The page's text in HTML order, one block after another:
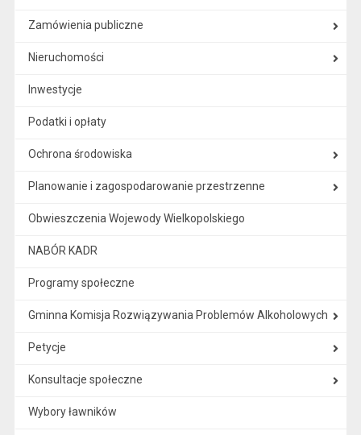
Zamówienia publiczne
Nieruchomości
Inwestycje
Podatki i opłaty
Ochrona środowiska
Planowanie i zagospodarowanie przestrzenne
Obwieszczenia Wojewody Wielkopolskiego
NABÓR KADR
Programy społeczne
Gminna Komisja Rozwiązywania Problemów Alkoholowych
Petycje
Konsultacje społeczne
Wybory ławników